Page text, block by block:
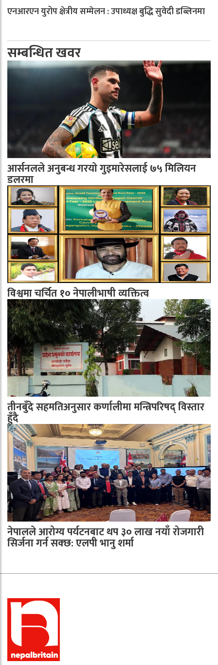
एनआरएन युरोप क्षेत्रीय सम्मेलन : उपाध्यक्ष बुद्धि सुवेदी डब्लिनमा
सम्बन्धित खवर
आर्सनलले अनुबन्ध गरयाे गुइमारेसलाई ७५ मिलियन
डलरमा
विश्वमा चर्चित १० नेपालीभाषी व्यक्तित्व
तीनबुँदे सहमतिअनुसार कर्णालीमा मन्त्रिपरिषद् विस्तार
हुँदै
नेपालले आरोग्य पर्यटनबाट थप ३० लाख नयाँ रोजगारी
सिर्जना गर्न सक्छ: एलपी भानु शर्मा